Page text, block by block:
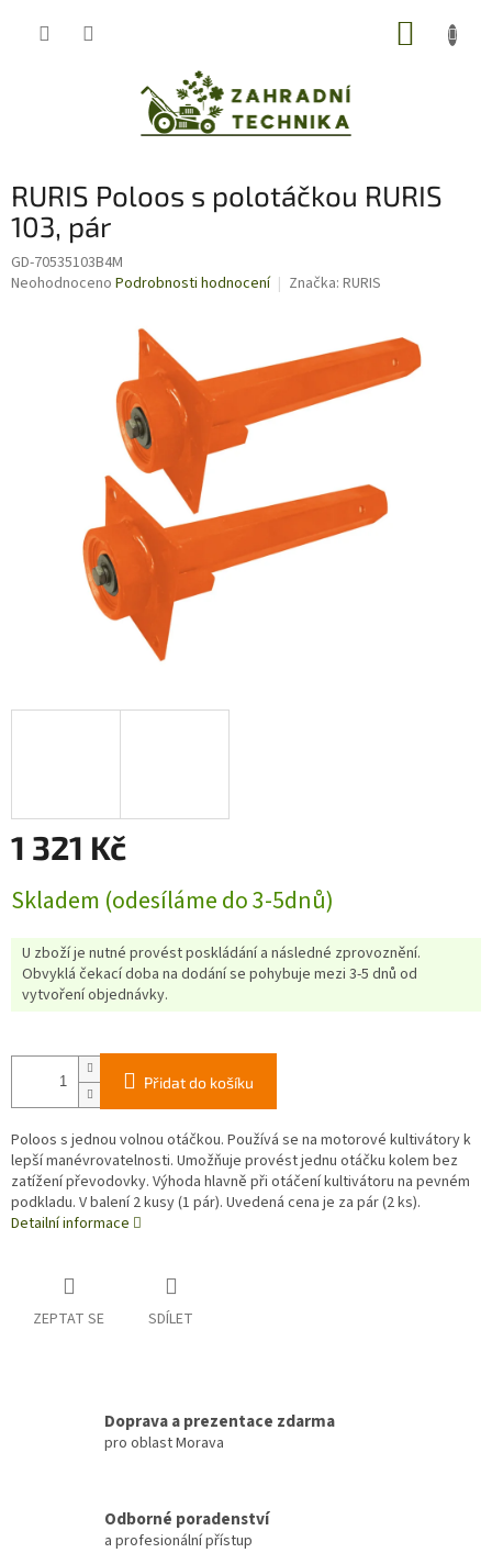
RURIS Poloos s polotáčkou RURIS
103, pár
GD-70535103B4M
Průměrné
Neohodnoceno Podrobnosti hodnocení Značka: RURIS
1 321 Kč
cena:
Skladem (odesíláme do 3-5dnů)
U zboží je nutné provést poskládání a následné zprovoznění.
Obvyklá čekací doba na dodání se pohybuje mezi 3-5 dnů od
vytvoření objednávky.
Přidat do košíku
Poloos s jednou volnou otáčkou. Používá se na motorové kultivátory k
lepší manévrovatelnosti. Umožňuje provést jednu otáčku kolem bez
zatížení převodovky. Výhoda hlavně při otáčení kultivátoru na pevném
podkladu. V balení 2 kusy (1 pár). Uvedená cena je za pár (2 ks).
Detailní informace
ZEPTAT SE SDÍLET
Doprava a prezentace zdarma
pro oblast Morava
Odborné poradenství
a profesionální přístup